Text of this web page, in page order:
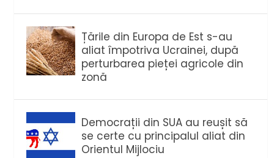
Țările din Europa de Est s-au
aliat împotriva Ucrainei, după
perturbarea pieței agricole din
zonă
Democrații din SUA au reușit să
se certe cu principalul aliat din
Orientul Mijlociu